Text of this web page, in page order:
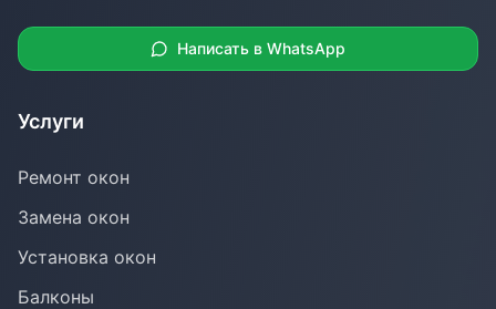
Написать в WhatsApp
Услуги
Ремонт окон
Замена окон
Установка окон
Балконы